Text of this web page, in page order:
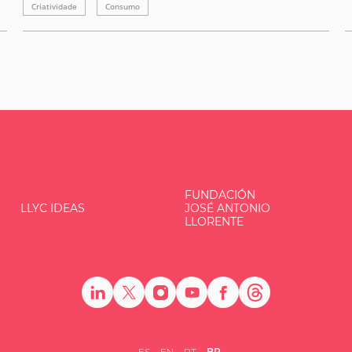
Criatividade Consumo
LLYC IDEAS
FUNDACIÓN
JOSÉ ANTONIO
LLORENTE